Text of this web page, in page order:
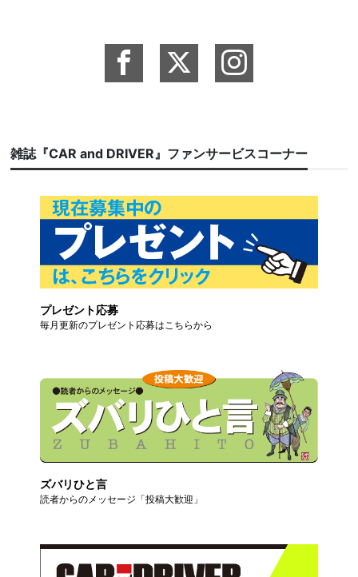
雑誌『CAR and DRIVER』ファンサービスコーナー
プレゼント応募
毎月更新のプレゼント応募はこちらから
ズバリひと言
読者からのメッセージ「投稿大歓迎」